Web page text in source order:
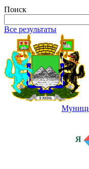
Поиск
Все результаты
Я